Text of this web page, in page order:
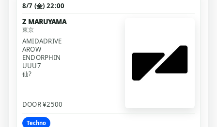
8/7 (金) 22:00
Z MARUYAMA
東京
AMIDADRIVE
AROW
ENDORPHIN
UUU7
仙?
DOOR ¥2500
Techno